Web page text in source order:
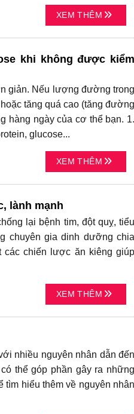
XEM THÊM
khi không được kiểm
giản. Nếu lượng đường trong
tăng quá cao (tăng đường
hàng ngày của cơ thể bạn. 1.
glucose...
XEM THÊM
lành mạnh
lại bệnh tim, đột quỵ, tiểu
chuyên gia dinh dưỡng chia
chiến lược ăn kiêng giúp
XEM THÊM
nhiều nguyên nhân dẫn đến
thể góp phần gây ra những
hiểu thêm về nguyên nhân